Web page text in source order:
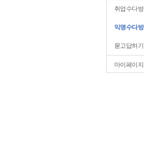
취업수다방
익명수다방
묻고답하기
마이페이지